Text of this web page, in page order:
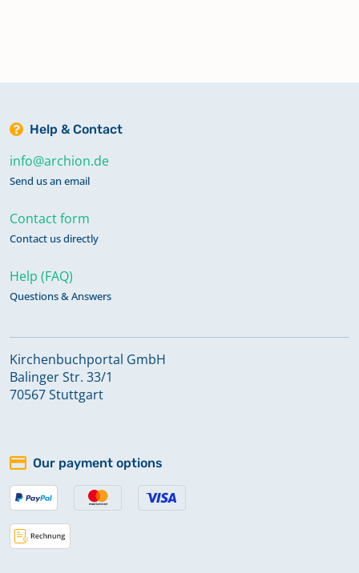
Help & Contact
info@archion.de
Send us an email
Contact form
Contact us directly
Help (FAQ)
Questions & Answers
Kirchenbuchportal GmbH
Balinger Str. 33/1
70567 Stuttgart
Our payment options